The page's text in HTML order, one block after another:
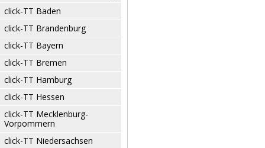
click-TT Baden
click-TT Brandenburg
click-TT Bayern
click-TT Bremen
click-TT Hamburg
click-TT Hessen
click-TT Mecklenburg-
Vorpommern
click-TT Niedersachsen